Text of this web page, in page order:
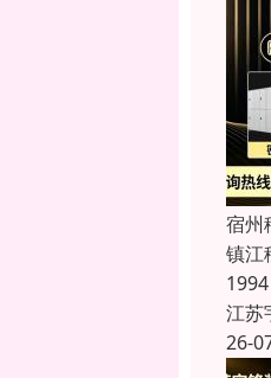
宿州
镇江
江苏
26-